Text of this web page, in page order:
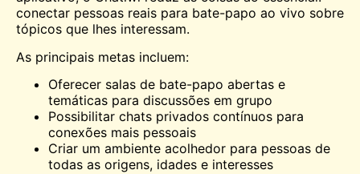
conectar pessoas reais para bate-papo ao vivo sobre
tópicos que lhes interessam.
As principais metas incluem:
Oferecer salas de bate-papo abertas e
temáticas para discussões em grupo
Possibilitar chats privados contínuos para
conexões mais pessoais
Criar um ambiente acolhedor para pessoas de
todas as origens, idades e interesses